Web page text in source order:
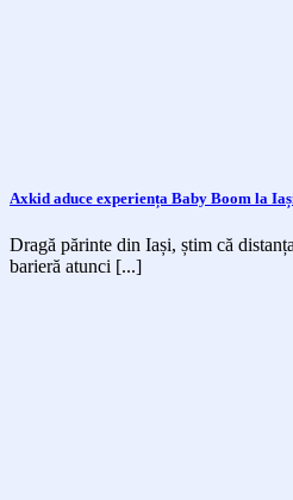
Axkid aduce experiența Baby Boom la
Dragă părinte din Iași, știm că
barieră atunci [...]